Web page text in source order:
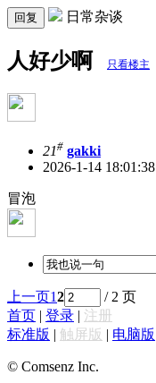
回复 日常杂谈
人好少啊 只看楼主
21# gakki
2026-1-14 18:01:38
冒泡
上一页12
/ 2 页
首页 | 登录 | 注册
标准版 | 触屏版 | 电脑版
© Comsenz Inc.